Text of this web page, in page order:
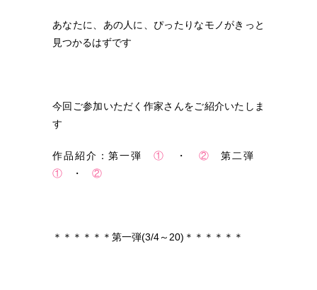
あなたに、あの人に、ぴったりなモノがきっと
見つかるはずです
今回ご参加いただく作家さんをご紹介いたしま
す
作品紹介：第一弾 ① ・ ②第二弾
①
・ ②
＊＊＊＊＊＊第一弾(3/4～20)＊＊＊＊＊＊